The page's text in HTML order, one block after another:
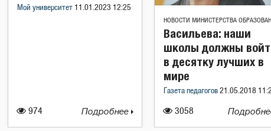
974
Мой университет 11.01.2023 12:25
Подробнее
НОВОСТИ МИНИСТЕРСТВА
3058
Васильева: наши
школы должны
в десятку лучших в
мире
Газета педагогов 21.05.2018